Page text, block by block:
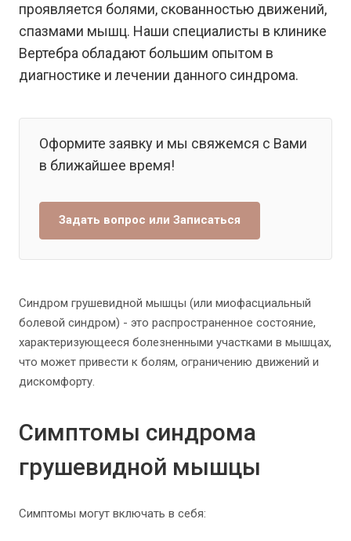
проявляется болями, скованностью движений,
спазмами мышц. Наши специалисты в клинике
Вертебра обладают большим опытом в
диагностике и лечении данного синдрома.
Оформите заявку и мы свяжемся с Вами
в ближайшее время!
Задать вопрос или Записаться
Синдром грушевидной мышцы (или миофасциальный
болевой синдром) - это распространенное состояние,
характеризующееся болезненными участками в мышцах,
что может привести к болям, ограничению движений и
дискомфорту.
Симптомы синдрома
грушевидной мышцы
Симптомы могут включать в себя: